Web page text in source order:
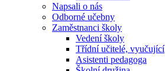
Napsali o nás
Odborné učebny
Zaměstnanci školy
Vedení školy
Třídní učitelé, vyučující
Asistenti pedagoga